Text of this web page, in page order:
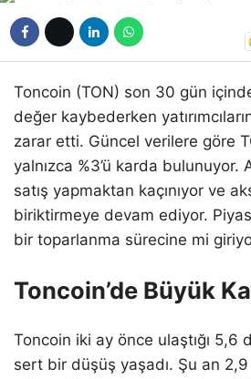
Toncoin (TON) son 30 gün
değer kaybederken
zarar etti. Güncel verilere göre
yalnızca %3’ü karda bulunuyor.
satış yapmaktan kaçınıyor ve
biriktirmeye devam ediyor.
bir toparlanma sürecine mi
Toncoin’de Büyük
Toncoin iki ay önce ulaştığı 5,6
sert bir düşüş yaşadı. Şu an